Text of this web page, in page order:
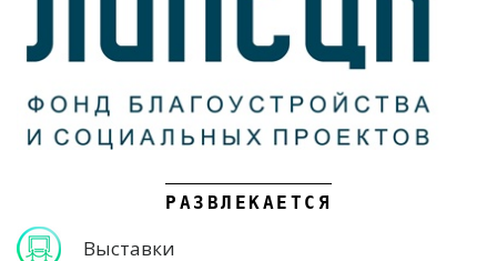
РАЗВЛЕКАЕТСЯ
Выставки